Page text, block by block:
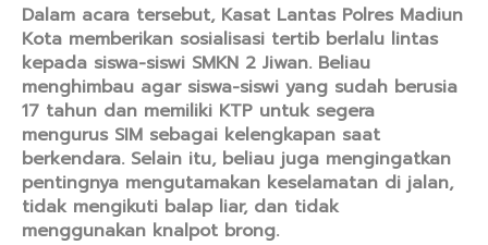
Dalam acara tersebut, Kasat Lantas Polres Madiun
Kota memberikan sosialisasi tertib berlalu lintas
kepada siswa-siswi SMKN 2 Jiwan. Beliau
menghimbau agar siswa-siswi yang sudah berusia
17 tahun dan memiliki KTP untuk segera
mengurus SIM sebagai kelengkapan saat
berkendara. Selain itu, beliau juga mengingatkan
pentingnya mengutamakan keselamatan di jalan,
tidak mengikuti balap liar, dan tidak
menggunakan knalpot brong.